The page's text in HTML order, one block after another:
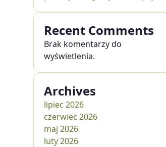
Recent Comments
Brak komentarzy do
wyświetlenia.
Archives
lipiec 2026
czerwiec 2026
maj 2026
luty 2026